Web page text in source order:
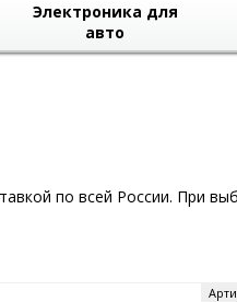
Электроника для
авто
по всей России. При